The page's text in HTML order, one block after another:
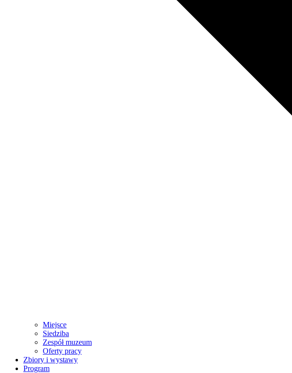
Miejsce
Siedziba
Zespół muzeum
Oferty pracy
Zbiory i wystawy
Program